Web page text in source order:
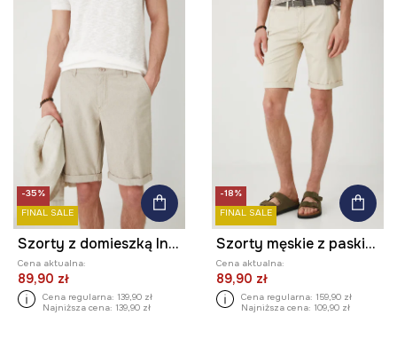
-35%
FINAL SALE
Szorty z domieszką lnu męskie melanżowe kolor beżowy
Cena aktualna:
89,90 zł
Cena regularna: 139,90 zł
Najniższa cena: 139,90 zł
-18%
FINAL SALE
Szorty męskie z paskiem gładkie kolor beżowy
Cena aktualna:
89,90 zł
Cena regularna: 159,90 zł
Najniższa cena: 109,90 zł